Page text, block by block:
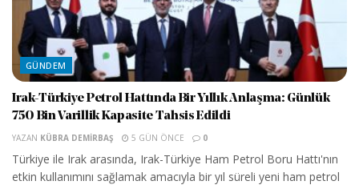
GÜNDEM
Irak-Türkiye Petrol Hattında Bir Yıllık Anlaşma: Günlük
750 Bin Varillik Kapasite Tahsis Edildi
YAZAN KÜBRA DEMIRBAŞ 5 GÜN ÖNCE 0
Türkiye ile Irak arasında, Irak-Türkiye Ham Petrol Boru Hattı'nın
etkin kullanımını sağlamak amacıyla bir yıl süreli yeni ham petrol